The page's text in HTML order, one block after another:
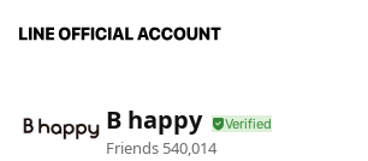
B happy
Friends 540,014